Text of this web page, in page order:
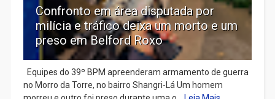
Confronto em área disputada por
milícia e tráfico deixa um morto e um
preso em Belford Roxo
Equipes do 39º BPM apreenderam armamento de guerra
no Morro da Torre, no bairro Shangri-Lá Um homem